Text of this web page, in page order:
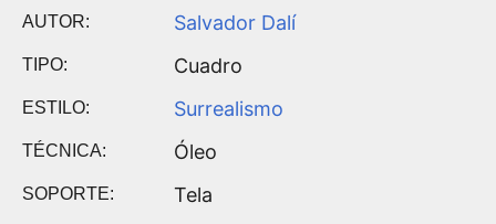
AUTOR: Salvador Dalí
TIPO: Cuadro
ESTILO: Surrealismo
TÉCNICA: Óleo
SOPORTE: Tela